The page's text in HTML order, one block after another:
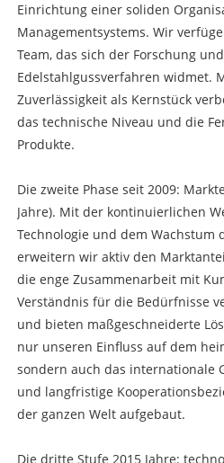
Einrichtung einer soliden
Managementsystems. Wir
Team, das sich der Forschung
Edelstahlgussverfahren widmet.
Zuverlässigkeit als Kernstück
das technische Niveau und die
Produkte.
Die zweite Phase seit 2009:
Jahre). Mit der kontinuierlichen
Technologie und dem Wachstum
erweitern wir aktiv den
die enge Zusammenarbeit mit
Verständnis für die Bedürfnisse
und bieten maßgeschneiderte
nur unseren Einfluss auf dem
sondern auch das internationale
und langfristige
der ganzen Welt aufgebaut.
Die dritte Stufe 2015 Jahre: